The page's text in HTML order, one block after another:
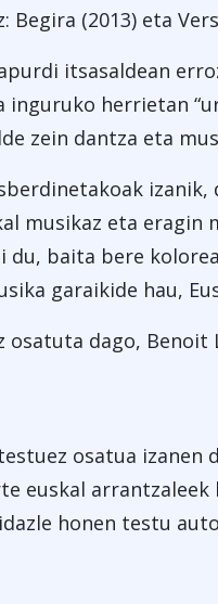
(2013) eta
itsasaldean
inguruko herrietan
zein dantza eta
musikaz eta
du, baita bere
garaikide hau,
osatuta dago,
osatua
euskal
honen testu